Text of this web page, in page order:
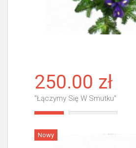
250.00 zł
"Łączymy Się W Smutku"
Nowy